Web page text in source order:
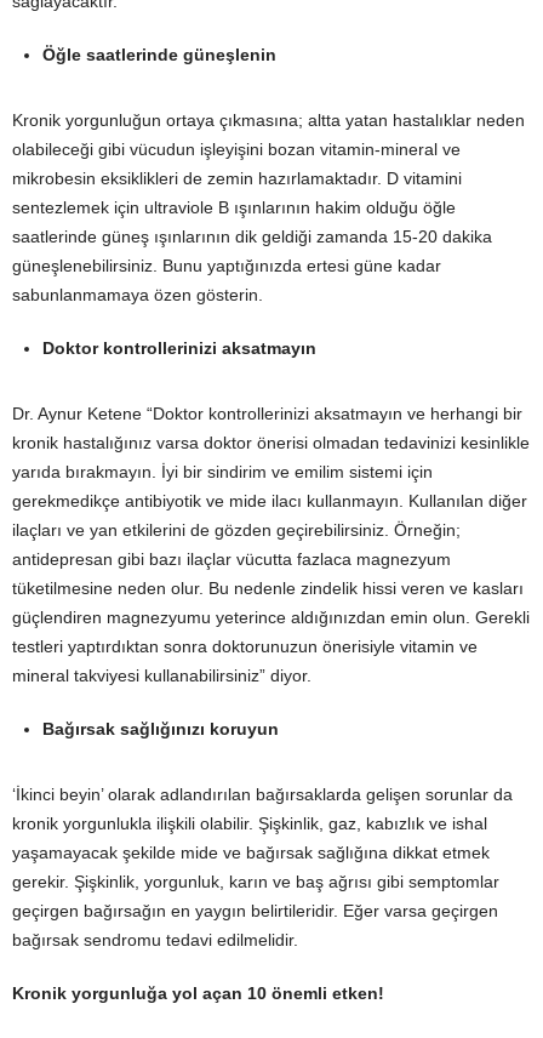
Öğle saatlerinde güneşlenin
Kronik yorgunluğun ortaya çıkmasına; altta yatan hastalıklar neden
olabileceği gibi vücudun işleyişini bozan vitamin-mineral ve
mikrobesin eksiklikleri de zemin hazırlamaktadır. D vitamini
sentezlemek için ultraviole B ışınlarının hakim olduğu öğle
saatlerinde güneş ışınlarının dik geldiği zamanda 15-20 dakika
güneşlenebilirsiniz. Bunu yaptığınızda ertesi güne kadar
sabunlanmamaya özen gösterin.
Doktor kontrollerinizi aksatmayın
Dr. Aynur Ketene “Doktor kontrollerinizi aksatmayın ve herhangi bir
kronik hastalığınız varsa doktor önerisi olmadan tedavinizi kesinlikle
yarıda bırakmayın. İyi bir sindirim ve emilim sistemi için
gerekmedikçe antibiyotik ve mide ilacı kullanmayın. Kullanılan diğer
ilaçları ve yan etkilerini de gözden geçirebilirsiniz. Örneğin;
antidepresan gibi bazı ilaçlar vücutta fazlaca magnezyum
tüketilmesine neden olur. Bu nedenle zindelik hissi veren ve kasları
güçlendiren magnezyumu yeterince aldığınızdan emin olun. Gerekli
testleri yaptırdıktan sonra doktorunuzun önerisiyle vitamin ve
mineral takviyesi kullanabilirsiniz” diyor.
Bağırsak sağlığınızı koruyun
‘İkinci beyin’ olarak adlandırılan bağırsaklarda gelişen sorunlar da
kronik yorgunlukla ilişkili olabilir. Şişkinlik, gaz, kabızlık ve ishal
yaşamayacak şekilde mide ve bağırsak sağlığına dikkat etmek
gerekir. Şişkinlik, yorgunluk, karın ve baş ağrısı gibi semptomlar
geçirgen bağırsağın en yaygın belirtileridir. Eğer varsa geçirgen
bağırsak sendromu tedavi edilmelidir.
Kronik yorgunluğa yol açan 10 önemli etken!